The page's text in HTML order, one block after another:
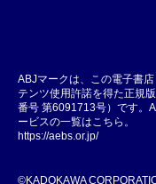
ABJマークは、この電子書
テンツ使用許諾を得た正規
番号 第6091713号）です。
ービスの一覧はこちら。
https://aebs.or.jp/
©KADOKAWA